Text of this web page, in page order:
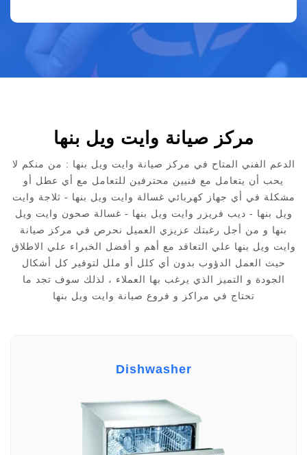
مركز صيانة وايت ويل بنها
الدعم الفني المتاح في مركز صيانة وايت ويل بنها : من منكم لا
يحب أن يتعامل مع فنيين محترفين للتعامل مع أي عطل أو
مشكلة في أي جهاز كهربائي غسالة وايت ويل بنها - ثلاجة وايت
ويل بنها - ديب فريزر وايت ويل بنها - غسالة صحون وايت ويل
بنها و من أجل رغبتك عزيزي العميل نحرص في مركز صيانة
وايت ويل بنها علي التعاقد مع أهم و أفضل الخبراء علي الاطلاق
حيث العمل الدؤوب بدون أي كلل أو ملل لتوفير كل أشكال
الجودة و التميز الذي يرغب بها العملاء ، لذلك سوف تجد ما
تحتاج في مراكز و فروع صيانة وايت ويل بنها
Dishwasher